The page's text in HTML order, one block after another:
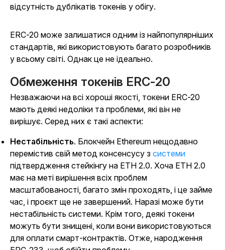
відсутність дублікатів токенів у обігу.
ERC-20 може залишатися одним із найпопулярніших
стандартів, які використовують багато розробників
у всьому світі. Однак це не ідеально.
Обмеження токенів ERC-20
Незважаючи на всі хороші якості, токени ERC-20
мають деякі недоліки та проблеми, які він не
вирішує. Серед них є такі аспекти:
Нестабільність. Блокчейн Ethereum нещодавно
перемістив свій метод консенсусу з системи
підтвердження стейкінгу на ETH 2.0. Хоча ETH 2.0
має на меті вирішення всіх проблем
масштабованості, багато змін проходять, і це займе
час, і проєкт ще не завершений. Наразі може бути
нестабільність системи. Крім того, деякі токени
можуть бути знищені, коли вони використовуються
для оплати смарт-контрактів. Отже, народження